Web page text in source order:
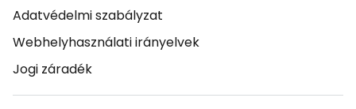
Adatvédelmi szabályzat
Webhelyhasználati irányelvek
Jogi záradék